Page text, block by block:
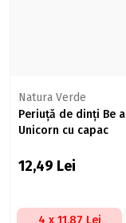
Natura Verde
Periuță de dinți Be a
Unicorn cu capac
12,49 Lei
4 x 11,87 Lei